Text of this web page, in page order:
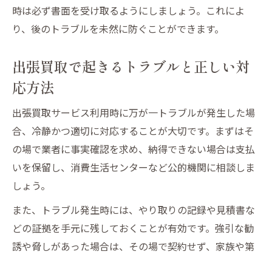
時は必ず書面を受け取るようにしましょう。これによ
り、後のトラブルを未然に防ぐことができます。
出張買取で起きるトラブルと正しい対
応方法
出張買取サービス利用時に万が一トラブルが発生した場
合、冷静かつ適切に対応することが大切です。まずはそ
の場で業者に事実確認を求め、納得できない場合は支払
いを保留し、消費生活センターなど公的機関に相談しま
しょう。
また、トラブル発生時には、やり取りの記録や見積書な
どの証拠を手元に残しておくことが有効です。強引な勧
誘や脅しがあった場合は、その場で契約せず、家族や第